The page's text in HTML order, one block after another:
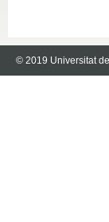
© 2019 Universitat